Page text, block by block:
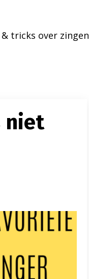
tricks over zingen
niet